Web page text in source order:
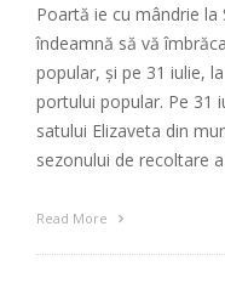
Poartă ie cu mândrie la
îndeamnă să vă
popular, și pe 31 iulie,
portului popular. Pe 31
satului Elizaveta din
sezonului de recoltare
Read More